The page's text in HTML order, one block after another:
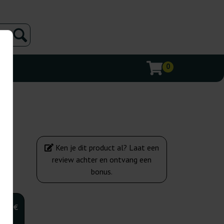
0
€
Ken je dit product al? Laat een
review achter en ontvang een
bonus.